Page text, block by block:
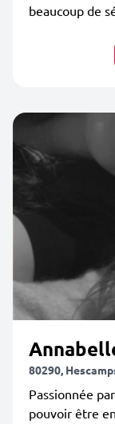
beaucoup de
80290,
Passionnée
pouvoir être